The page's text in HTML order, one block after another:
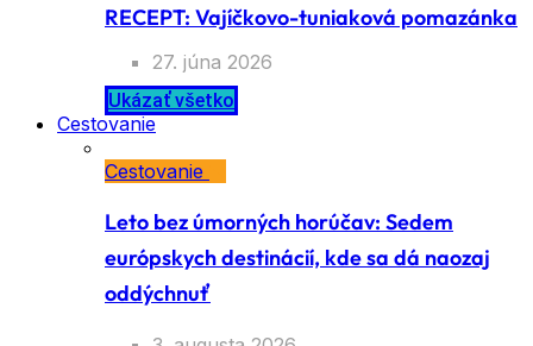
RECEPT: Vajíčkovo-tuniaková pomazánka
27. júna 2026
Ukázať všetko
Cestovanie
Cestovanie
Leto bez úmorných horúčav: Sedem
európskych destinácií, kde sa dá naozaj
oddýchnuť